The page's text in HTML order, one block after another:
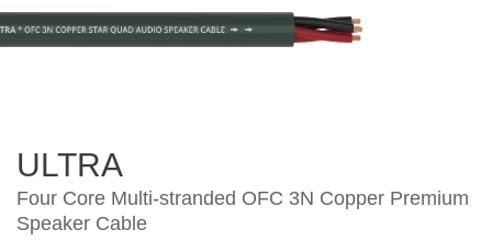
ULTRA
Four Core Multi-stranded OFC 3N Copper Premium
Speaker Cable